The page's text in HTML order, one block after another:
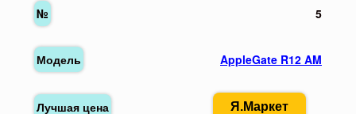
5
AppleGate R12 AM
Я.Маркет